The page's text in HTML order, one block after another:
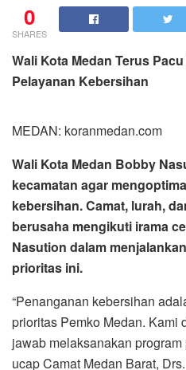
0
SHARES
Wali Kota Medan Terus
Pelayanan Kebersihan
MEDAN: koranmedan.com
Wali Kota Medan Bobby
kecamatan agar
kebersihan. Camat, lurah,
berusaha mengikuti irama
Nasution dalam
prioritas ini.
“Penanganan kebersihan
prioritas Pemko Medan. Kami
jawab melaksanakan
ucap Camat Medan Barat,